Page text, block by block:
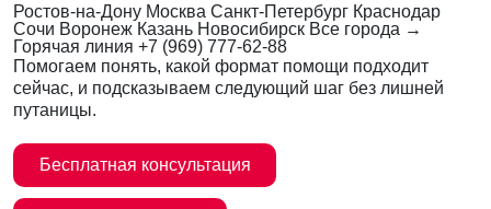
Ростов-на-Дону Москва Санкт-Петербург Краснодар
Сочи Воронеж Казань Новосибирск Все города →
Горячая линия +7 (969) 777-62-88
Помогаем понять, какой формат помощи подходит
сейчас, и подсказываем следующий шаг без лишней
путаницы.
Бесплатная консультация